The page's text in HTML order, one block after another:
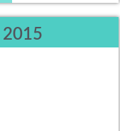
2015